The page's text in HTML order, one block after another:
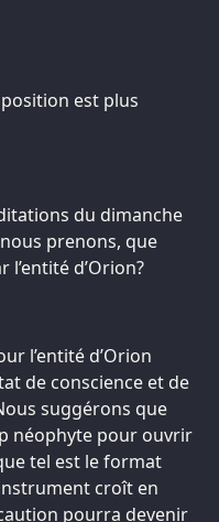
est plus
du dimanche
prenons, que
d’Orion?
l’entité d’Orion
de conscience et de
suggérons que
néophyte pour ouvrir
tel est le format
croît en
pourra devenir